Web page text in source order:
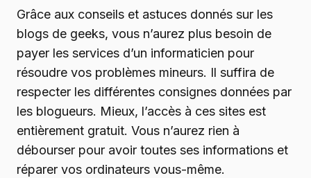
Grâce aux conseils et astuces donnés sur les
blogs de geeks, vous n’aurez plus besoin de
payer les services d’un informaticien pour
résoudre vos problèmes mineurs. Il suffira de
respecter les différentes consignes données par
les blogueurs. Mieux, l’accès à ces sites est
entièrement gratuit. Vous n’aurez rien à
débourser pour avoir toutes ses informations et
réparer vos ordinateurs vous-même.